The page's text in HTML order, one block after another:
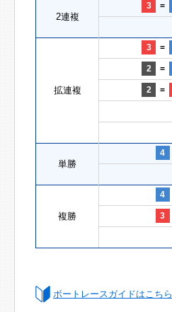
2連複
3 =
拡連複
3 =
2 =
2 =
単勝
4
複勝
4
3
ボートレースガイドはこちら